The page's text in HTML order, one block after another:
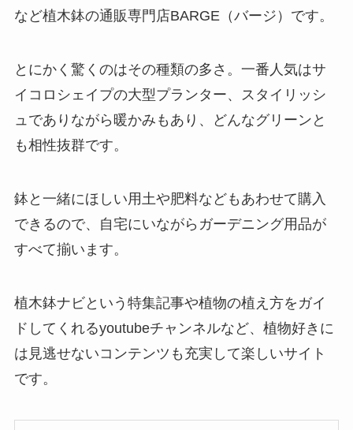
など植木鉢の通販専門店BARGE（バージ）です。
とにかく驚くのはその種類の多さ。一番人気はサ
イコロシェイプの大型プランター、スタイリッシ
ュでありながら暖かみもあり、どんなグリーンと
も相性抜群です。
鉢と一緒にほしい用土や肥料などもあわせて購入
できるので、自宅にいながらガーデニング用品が
すべて揃います。
植木鉢ナビという特集記事や植物の植え方をガイ
ドしてくれるyoutubeチャンネルなど、植物好きに
は見逃せないコンテンツも充実して楽しいサイト
です。